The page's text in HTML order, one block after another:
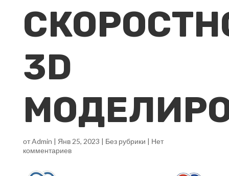
3D
отAdmin | Янв 25, 2023 | Без рубрики | Нет
комментариев